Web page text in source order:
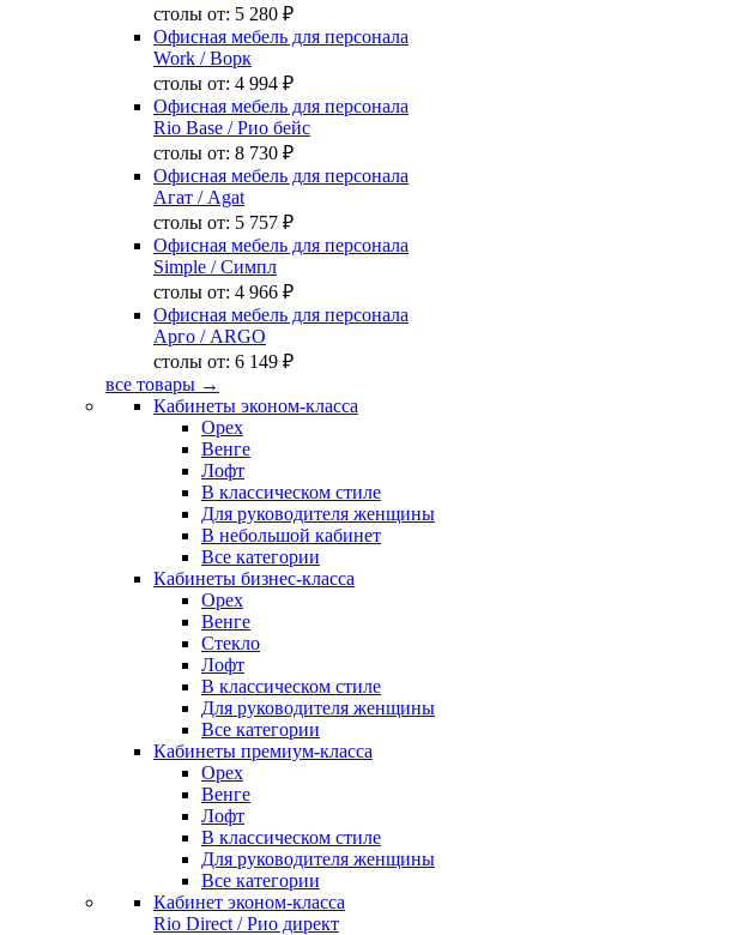
столы от: 5 280 ₽
Офисная мебель для персонала
Work / Ворк
столы от: 4 994 ₽
Офисная мебель для персонала
Rio Base / Рио бейс
столы от: 8 730 ₽
Офисная мебель для персонала
Агат / Agat
столы от: 5 757 ₽
Офисная мебель для персонала
Simple / Симпл
столы от: 4 966 ₽
Офисная мебель для персонала
Арго / ARGO
столы от: 6 149 ₽
все товары →
Кабинеты эконом-класса
Орех
Венге
Лофт
В классическом стиле
Для руководителя женщины
В небольшой кабинет
Все категории
Кабинеты бизнес-класса
Орех
Венге
Стекло
Лофт
В классическом стиле
Для руководителя женщины
Все категории
Кабинеты премиум-класса
Орех
Венге
Лофт
В классическом стиле
Для руководителя женщины
Все категории
Кабинет эконом-класса
Rio Direct / Рио директ